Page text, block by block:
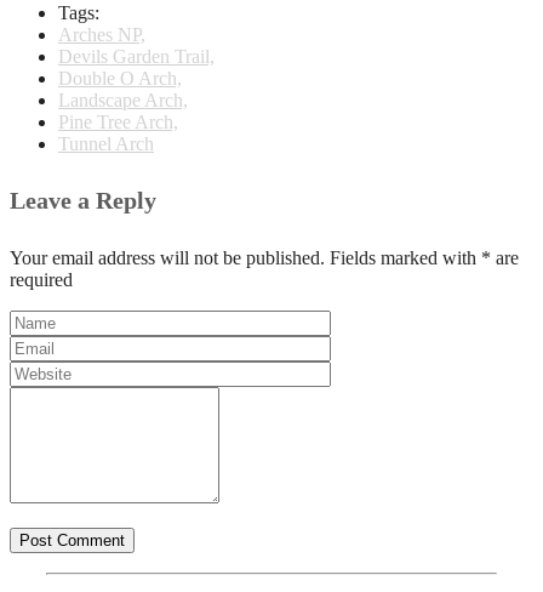
Tags:
Arches NP,
Devils Garden Trail,
Double O Arch,
Landscape Arch,
Pine Tree Arch,
Tunnel Arch
Leave a Reply
Your email address will not be published. Fields marked with * are
required